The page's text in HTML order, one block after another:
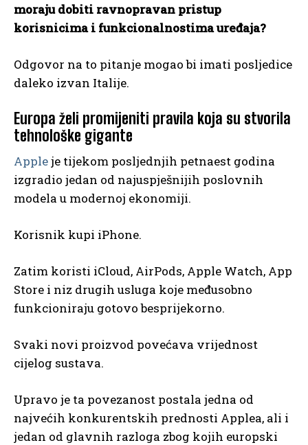
moraju dobiti ravnopravan pristup
korisnicima i funkcionalnostima uređaja?
Odgovor na to pitanje mogao bi imati posljedice
daleko izvan Italije.
Europa želi promijeniti pravila koja su stvorila
tehnološke gigante
Appleje tijekom posljednjih petnaest godina
izgradio jedan od najuspješnijih poslovnih
modela u modernoj ekonomiji.
Korisnik kupi iPhone.
Zatim koristi iCloud, AirPods, Apple Watch, App
Store i niz drugih usluga koje međusobno
funkcioniraju gotovo besprijekorno.
Svaki novi proizvod povećava vrijednost
cijelog sustava.
Upravo je ta povezanost postala jedna od
najvećih konkurentskih prednosti Applea, ali i
jedan od glavnih razloga zbog kojih europski